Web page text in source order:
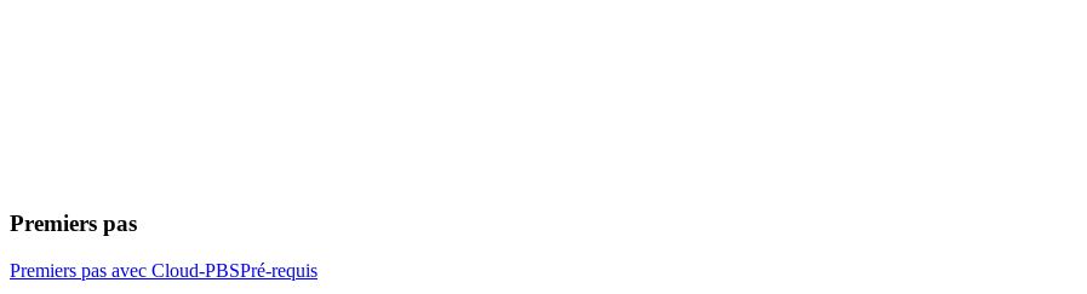
Premiers pas
Premiers pas avec Cloud-PBSPré-requis